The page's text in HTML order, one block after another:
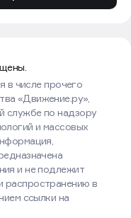
в числе прочего
«Движение.ру»,
службе по надзору
и массовых
и не подлежит
распространению в
ссылки на